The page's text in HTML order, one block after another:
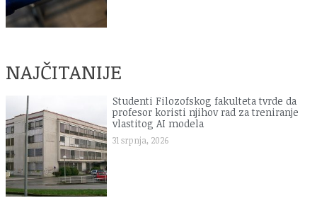
NAJČITANIJE
Studenti Filozofskog fakulteta tvrde da
profesor koristi njihov rad za treniranje
vlastitog AI modela
31 srpnja, 2026